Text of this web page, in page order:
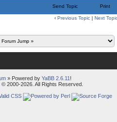
Send Topic Print
‹ Previous Topic | Next
» Powered by YaBB 2.6.11 !
© 2000-2026. All Rights Reserved.